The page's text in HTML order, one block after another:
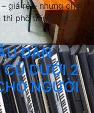
giá rẻ – nhưng chơi
phô tiếng, kẹt...
ĐÀN
CŨ DƯỚI 2
NGƯỜI